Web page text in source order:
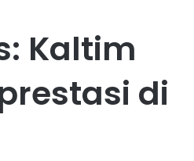
Kaltim
di